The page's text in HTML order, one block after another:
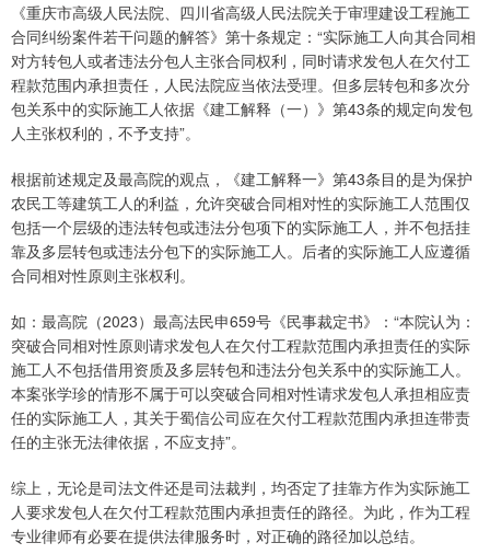
《重庆市高级人民法院、四川省高级人民法院关于审理建设工程施工
合同纠纷案件若干问题的解答》第十条规定：“实际施工人向其合同相
对方转包人或者违法分包人主张合同权利，同时请求发包人在欠付工
程款范围内承担责任，人民法院应当依法受理。但多层转包和多次分
包关系中的实际施工人依据《建工解释（一）》第43条的规定向发包
人主张权利的，不予支持”。
根据前述规定及最高院的观点，《建工解释一》第43条目的是为保护
农民工等建筑工人的利益，允许突破合同相对性的实际施工人范围仅
包括一个层级的违法转包或违法分包项下的实际施工人，并不包括挂
靠及多层转包或违法分包下的实际施工人。后者的实际施工人应遵循
合同相对性原则主张权利。
如：最高院（2023）最高法民申659号《民事裁定书》：“本院认为：
突破合同相对性原则请求发包人在欠付工程款范围内承担责任的实际
施工人不包括借用资质及多层转包和违法分包关系中的实际施工人。
本案张学珍的情形不属于可以突破合同相对性请求发包人承担相应责
任的实际施工人，其关于蜀信公司应在欠付工程款范围内承担连带责
任的主张无法律依据，不应支持”。
综上，无论是司法文件还是司法裁判，均否定了挂靠方作为实际施工
人要求发包人在欠付工程款范围内承担责任的路径。为此，作为工程
专业律师有必要在提供法律服务时，对正确的路径加以总结。